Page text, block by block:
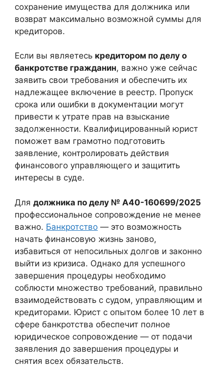
сохранение имущества для должника или
возврат максимально возможной суммы для
кредиторов.
Если вы являетесь кредитором по делу о
банкротстве гражданин, важно уже сейчас
заявить свои требования и обеспечить их
надлежащее включение в реестр. Пропуск
срока или ошибки в документации могут
привести к утрате прав на взыскание
задолженности. Квалифицированный юрист
поможет вам грамотно подготовить
заявление, контролировать действия
финансового управляющего и защитить
интересы в суде.
Для должника по делу № А40-160699/2025
профессиональное сопровождение не менее
важно. Банкротство — это возможность
начать финансовую жизнь заново,
избавиться от непосильных долгов и законно
выйти из кризиса. Однако для успешного
завершения процедуры необходимо
соблюсти множество требований, правильно
взаимодействовать с судом, управляющим и
кредиторами. Юрист с опытом более 10 лет в
сфере банкротства обеспечит полное
юридическое сопровождение — от подачи
заявления до завершения процедуры и
снятия всех обязательств.